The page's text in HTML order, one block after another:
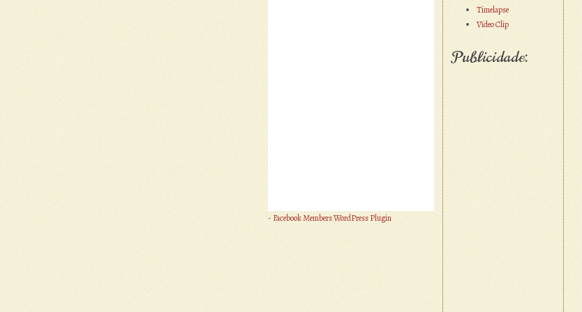
- Facebook Members WordPress Plugin
Timelapse
Vídeo Clip
Publicidade: